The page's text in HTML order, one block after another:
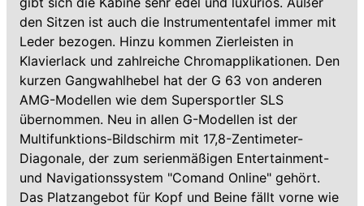
den Sitzen ist auch die Instrumententafel immer mit
Leder bezogen. Hinzu kommen Zierleisten in
Klavierlack und zahlreiche Chromapplikationen. Den
kurzen Gangwahlhebel hat der G 63 von anderen
AMG-Modellen wie dem Supersportler SLS
übernommen. Neu in allen G-Modellen ist der
Multifunktions-Bildschirm mit 17,8-Zentimeter-
Diagonale, der zum serienmäßigen Entertainment-
und Navigationssystem "Comand Online" gehört.
Das Platzangebot für Kopf und Beine fällt vorne wie